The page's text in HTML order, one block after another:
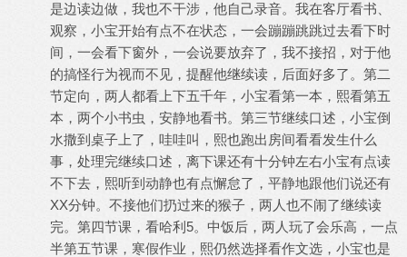
是边读边做，我也不干涉，他自己录音。我在客厅看书、
观察，小宝开始有点不在状态，一会蹦蹦跳跳过去看下时
间，一会看下窗外，一会说要放弃了，我不接招，对于他
的搞怪行为视而不见，提醒他继续读，后面好多了。第二
节定向，两人都看上下五千年，小宝看第一本，熙看第五
本，两个小书虫，安静地看书。第三节继续口述，小宝倒
水撒到桌子上了，哇哇叫，熙也跑出房间看看发生什么
事，处理完继续口述，离下课还有十分钟左右小宝有点读
不下去，熙听到动静也有点懈怠了，平静地跟他们说还有
XX分钟。不接他们扔过来的猴子，两人也不闹了继续读
完。第四节课，看哈利5。中饭后，两人玩了会乐高，一点
半第五节课，寒假作业，熙仍然选择看作文选，小宝也是